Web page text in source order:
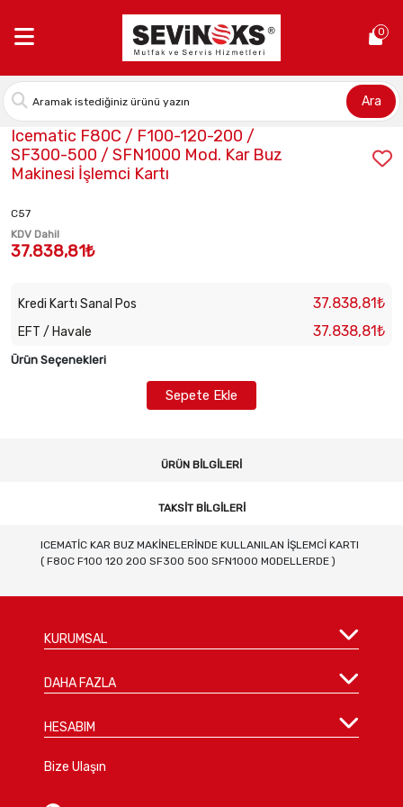
0
Ara
Stok Kodu:CAS-81469134/0
Icematic F80C / F100-120-200 /
SF300-500 / SFN1000 Mod. Kar Buz
Makinesi İşlemci Kartı
C57
KDV Dahil
37.838,81₺
Kredi Kartı Sanal Pos 37.838,81₺
EFT / Havale 37.838,81₺
Ürün Seçenekleri
Sepete Ekle
ÜRÜN BILGILERI
TAKSIT BILGILERI
ICEMATİC KAR BUZ MAKİNELERİNDE KULLANILAN İŞLEMCİ KARTI
( F80C F100 120 200 SF300 500 SFN1000 MODELLERDE )
KURUMSAL
DAHA FAZLA
HESABIM
Bize Ulaşın